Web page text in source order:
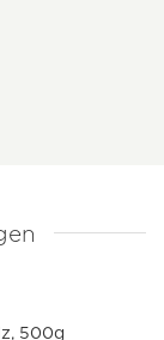
500g